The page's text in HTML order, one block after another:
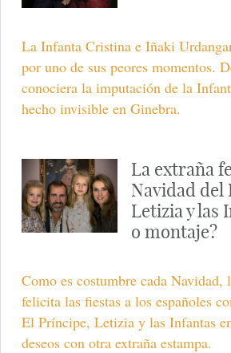
La Infanta Cristina e Iñaki
por uno de sus peores momentos.
conociera la imputación de la
hecho invisible en Ginebra.
La extraña
Navidad del
Letizia y las
o montaje?
Como es costumbre cada Navidad,
felicita las fiestas a los españoles
El Príncipe, Letizia y las Infantas
deseos con otra extraña estampa.